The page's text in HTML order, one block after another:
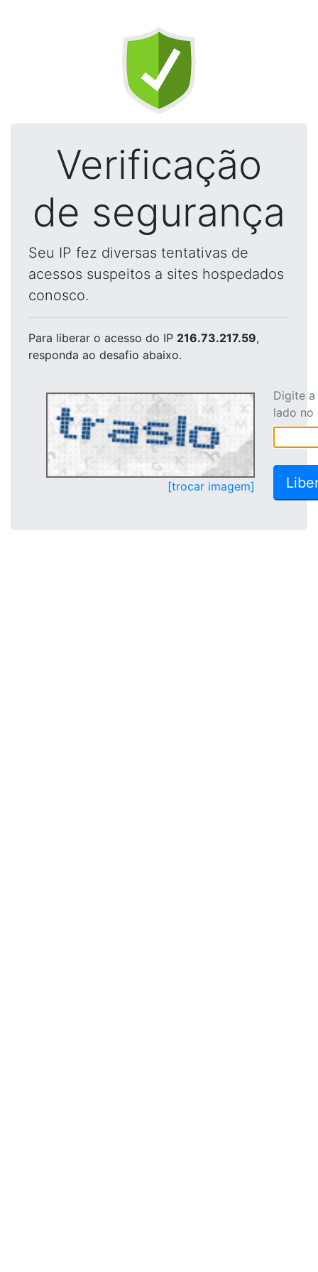
Verificação
de segurança
Seu IP fez diversas tentativas de
acessos suspeitos a sites hospedados
conosco.
Para liberar o acesso do IP 216.73.217.59,
responda ao desafio abaixo.
[trocar imagem]
Digite
lado no